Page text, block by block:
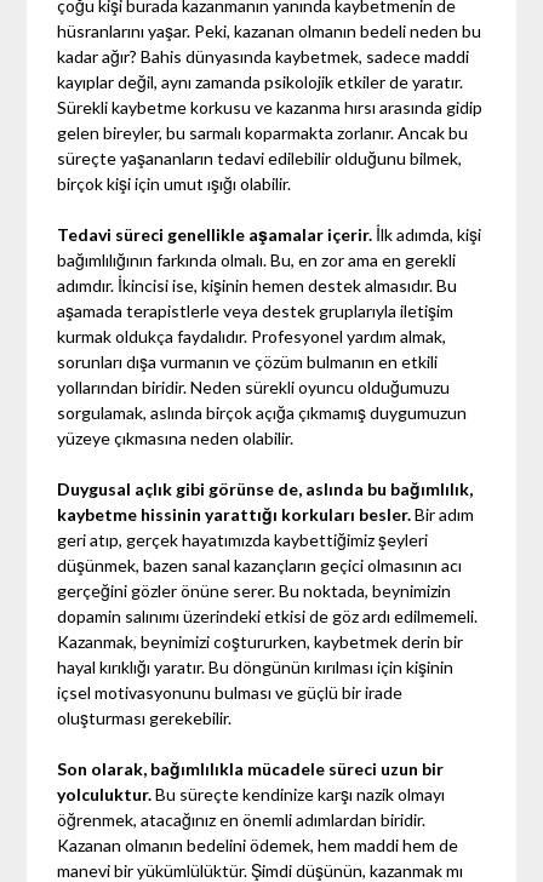
çoğu kişi burada kazanmanın yanında kaybetmenin de
hüsranlarını yaşar. Peki, kazanan olmanın bedeli neden bu
kadar ağır? Bahis dünyasında kaybetmek, sadece maddi
kayıplar değil, aynı zamanda psikolojik etkiler de yaratır.
Sürekli kaybetme korkusu ve kazanma hırsı arasında gidip
gelen bireyler, bu sarmalı koparmakta zorlanır. Ancak bu
süreçte yaşananların tedavi edilebilir olduğunu bilmek,
birçok kişi için umut ışığı olabilir.
Tedavi süreci genellikle aşamalar içerir. İlk adımda, kişi
bağımlılığının farkında olmalı. Bu, en zor ama en gerekli
adımdır. İkincisi ise, kişinin hemen destek almasıdır. Bu
aşamada terapistlerle veya destek gruplarıyla iletişim
kurmak oldukça faydalıdır. Profesyonel yardım almak,
sorunları dışa vurmanın ve çözüm bulmanın en etkili
yollarından biridir. Neden sürekli oyuncu olduğumuzu
sorgulamak, aslında birçok açığa çıkmamış duygumuzun
yüzeye çıkmasına neden olabilir.
Duygusal açlık gibi görünse de, aslında bu bağımlılık,
kaybetme hissinin yarattığı korkuları besler.Bir adım
geri atıp, gerçek hayatımızda kaybettiğimiz şeyleri
düşünmek, bazen sanal kazançların geçici olmasının acı
gerçeğini gözler önüne serer. Bu noktada, beynimizin
dopamin salınımı üzerindeki etkisi de göz ardı edilmemeli.
Kazanmak, beynimizi coştururken, kaybetmek derin bir
hayal kırıklığı yaratır. Bu döngünün kırılması için kişinin
içsel motivasyonunu bulması ve güçlü bir irade
oluşturması gerekebilir.
Son olarak, bağımlılıkla mücadele süreci uzun bir
yolculuktur.Bu süreçte kendinize karşı nazik olmayı
öğrenmek, atacağınız en önemli adımlardan biridir.
Kazanan olmanın bedelini ödemek, hem maddi hem de
manevi bir yükümlülüktür. Şimdi düşünün, kazanmak mı